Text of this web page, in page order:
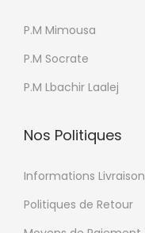
P.M Mimousa
P.M Socrate
P.M Lbachir Laalej
Nos Politiques
Informations Livraison
Politiques de Retour